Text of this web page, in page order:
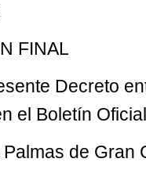
FINAL
Decreto
el Boletín
de Gran